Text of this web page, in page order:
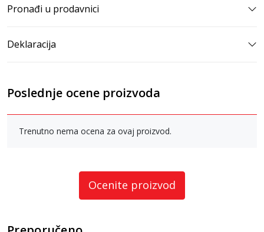
Pronađi u prodavnici
Deklaracija
Poslednje ocene proizvoda
Trenutno nema ocena za ovaj proizvod.
Ocenite proizvod